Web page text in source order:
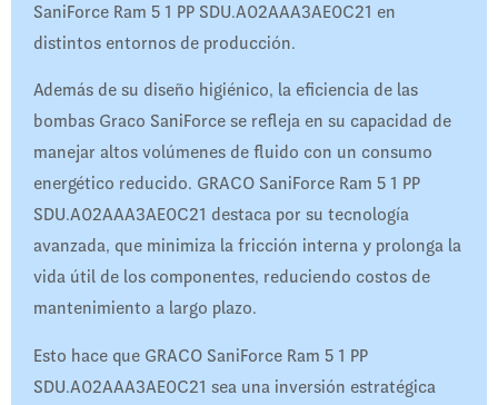
SaniForce Ram 5 1 PP SDU.A02AAA3AE0C21 en
distintos entornos de producción.
Además de su diseño higiénico, la eficiencia de las
bombas Graco SaniForce se refleja en su capacidad de
manejar altos volúmenes de fluido con un consumo
energético reducido. GRACO SaniForce Ram 5 1 PP
SDU.A02AAA3AE0C21 destaca por su tecnología
avanzada, que minimiza la fricción interna y prolonga la
vida útil de los componentes, reduciendo costos de
mantenimiento a largo plazo.
Esto hace que GRACO SaniForce Ram 5 1 PP
SDU.A02AAA3AE0C21 sea una inversión estratégica